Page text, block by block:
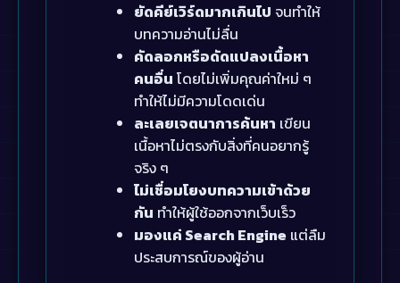
ยัดคีย์เวิร์ดมากเกินไป จนทำให้
บทความอ่านไม่ลื่น
คัดลอกหรือดัดแปลงเนื้อหา
คนอื่น โดยไม่เพิ่มคุณค่าใหม่ ๆ
ทำให้ไม่มีความโดดเด่น
ละเลยเจตนาการค้นหา เขียน
เนื้อหาไม่ตรงกับสิ่งที่คนอยากรู้
จริง ๆ
ไม่เชื่อมโยงบทความเข้าด้วย
กัน ทำให้ผู้ใช้ออกจากเว็บเร็ว
มองแค่ Search Engine แต่ลืม
ประสบการณ์ของผู้อ่าน